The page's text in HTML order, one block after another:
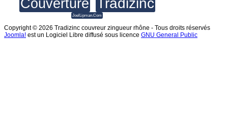
Couverture Tradizinc
JoelLipman.Com
Copyright © 2026 Tradizinc couvreur zingueur rhône - Tous droits réservés
Joomla! est un Logiciel Libre diffusé sous licence GNU General Public